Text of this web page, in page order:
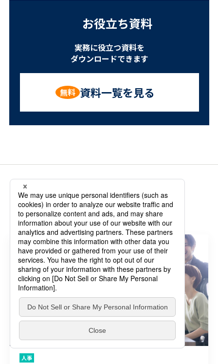
お役立ち資料
実務に役立つ資料を
ダウンロードできます
資料一覧を見る
関連する記事
人事